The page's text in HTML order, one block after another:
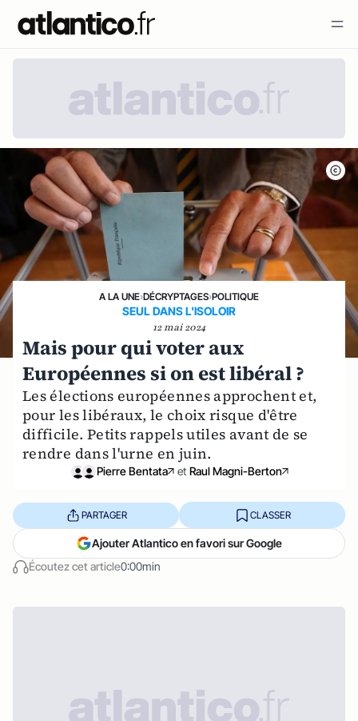
A LA UNE›DÉCRYPTAGES›POLITIQUE
SEUL DANS L'ISOLOIR
12 mai 2024
Mais pour qui voter aux
Européennes si on est libéral ?
Les élections européennes approchent et,
pour les libéraux, le choix risque d'être
difficile. Petits rappels utiles avant de se
rendre dans l'urne en juin.
Pierre Bentata et Raul Magni-Berton
Écoutez cet article0:00min
PARTAGER CLASSER
Ajouter Atlantico en favori sur Google